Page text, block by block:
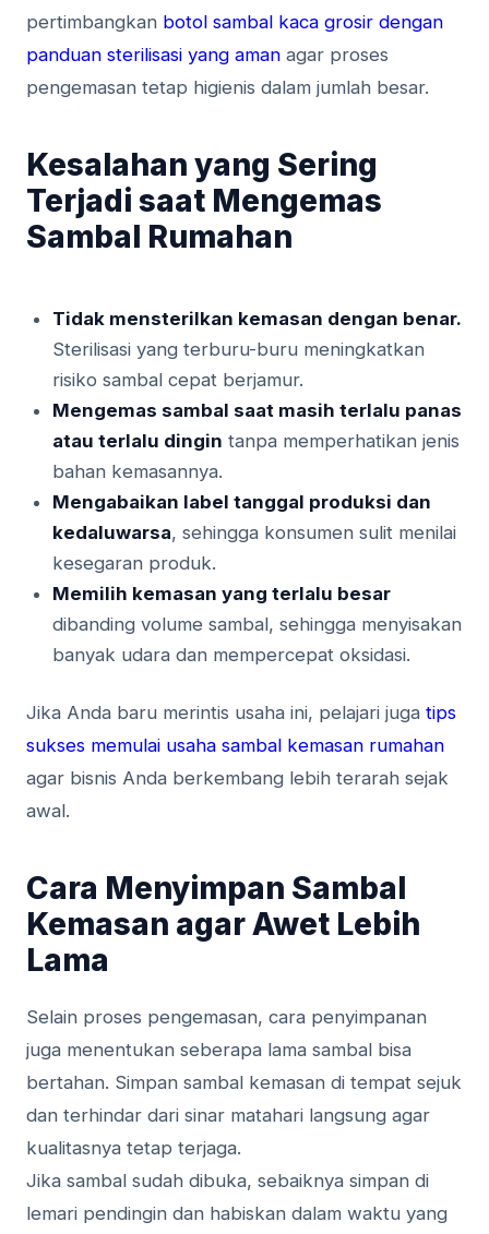
pertimbangkan botol sambal kaca grosir dengan
panduan sterilisasi yang aman agar proses
pengemasan tetap higienis dalam jumlah besar.
Kesalahan yang Sering
Terjadi saat Mengemas
Sambal Rumahan
Tidak mensterilkan kemasan dengan benar.
Sterilisasi yang terburu-buru meningkatkan
risiko sambal cepat berjamur.
Mengemas sambal saat masih terlalu panas
atau terlalu dingin tanpa memperhatikan jenis
bahan kemasannya.
Mengabaikan label tanggal produksi dan
kedaluwarsa, sehingga konsumen sulit menilai
kesegaran produk.
Memilih kemasan yang terlalu besar
dibanding volume sambal, sehingga menyisakan
banyak udara dan mempercepat oksidasi.
Jika Anda baru merintis usaha ini, pelajari juga tips
sukses memulai usaha sambal kemasan rumahan
agar bisnis Anda berkembang lebih terarah sejak
awal.
Cara Menyimpan Sambal
Kemasan agar Awet Lebih
Lama
Selain proses pengemasan, cara penyimpanan
juga menentukan seberapa lama sambal bisa
bertahan. Simpan sambal kemasan di tempat sejuk
dan terhindar dari sinar matahari langsung agar
kualitasnya tetap terjaga.
Jika sambal sudah dibuka, sebaiknya simpan di
lemari pendingin dan habiskan dalam waktu yang